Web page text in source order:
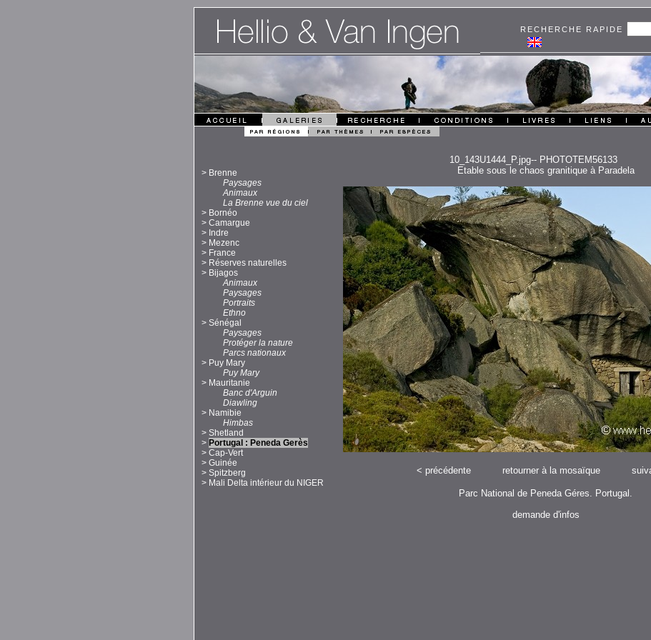
RECHERCHE RAPIDE
10_143U1444_P.jpg-- PHOTOTEM56133
> Brenne
Paysages
Animaux
La Brenne vue du ciel
> Bornéo
> Camargue
> Indre
> Mezenc
> France
> Réserves naturelles
> Bijagos
Animaux
Paysages
Portraits
Ethno
> Sénégal
Paysages
Protéger la nature
Parcs nationaux
> Puy Mary
Puy Mary
> Mauritanie
Banc d'Arguin
Diawling
> Namibie
Himbas
> Shetland
> Portugal : Peneda Gerès
> Cap-Vert
> Guinée
> Spitzberg
> Mali Delta intérieur du NIGER
Etable sous le chaos granitique à Paradela
< précédente retourner à la mosaïque
Parc National de Peneda Géres. Portugal.
demande d'infos